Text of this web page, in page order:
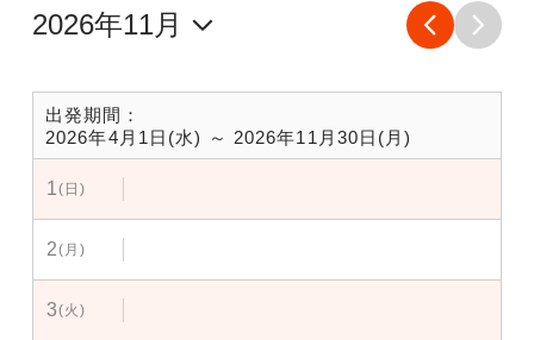
出発期間：
2026年4月1日(水) ～ 2026年11月30日(月)
1(日)
2(月)
3(火)